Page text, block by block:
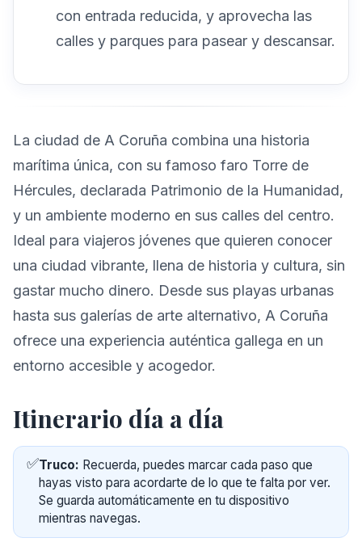
con entrada reducida, y aprovecha las
calles y parques para pasear y descansar.
La ciudad de A Coruña combina una historia
marítima única, con su famoso faro Torre de
Hércules, declarada Patrimonio de la Humanidad,
y un ambiente moderno en sus calles del centro.
Ideal para viajeros jóvenes que quieren conocer
una ciudad vibrante, llena de historia y cultura, sin
gastar mucho dinero. Desde sus playas urbanas
hasta sus galerías de arte alternativo, A Coruña
ofrece una experiencia auténtica gallega en un
entorno accesible y acogedor.
Itinerario día a día
✅Truco: Recuerda, puedes marcar cada paso que
hayas visto para acordarte de lo que te falta por ver.
Se guarda automáticamente en tu dispositivo
mientras navegas.